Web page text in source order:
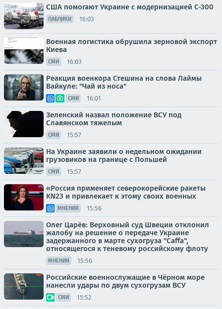
США помогают Украине с модернизацией С-300
ПАБЛИКИ 16:03
Военная логистика обрушила зерновой экспорт
Киева
СМИ 16:03
Реакция военкора Стешина на слова Лаймы
Вайкуле: "Чай из носа"
СМИ 16:01
Зеленский назвал положение ВСУ под
Славянском тяжелым
СМИ 15:57
На Украине заявили о недельном ожидании
грузовиков на границе с Польшей
СМИ 15:57
«Россия применяет северокорейские ракеты
KN23 и привлекает к этому своих военных
МНЕНИЯ 15:56
Олег Царёв: Верховный суд Швеции отклонил
жалобу на решение о передаче Украине
задержанного в марте сухогруза "Caffa",
относящегося к теневому российскому флоту
МНЕНИЯ 15:56
Российские военнослужащие в Чёрном море
нанесли удары по двум сухогрузам ВСУ
СМИ 15:52